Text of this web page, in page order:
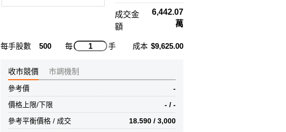
成交金
額
6,442.07
萬
每手股數 500 每 手 成本 $9,625.00
收市競價 市調機制
-
參考價
- / -
價格上限/下限
18.590 / 3,000
參考平衡價格 / 成交